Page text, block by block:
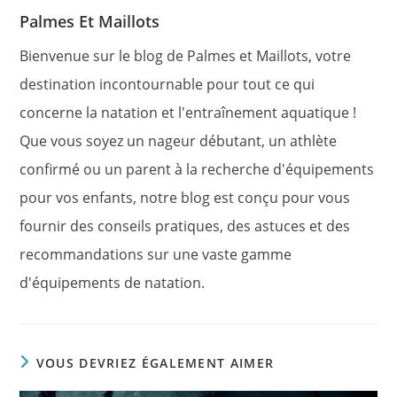
Palmes Et Maillots
Bienvenue sur le blog de Palmes et Maillots, votre
destination incontournable pour tout ce qui
concerne la natation et l'entraînement aquatique !
Que vous soyez un nageur débutant, un athlète
confirmé ou un parent à la recherche d'équipements
pour vos enfants, notre blog est conçu pour vous
fournir des conseils pratiques, des astuces et des
recommandations sur une vaste gamme
d'équipements de natation.
VOUS DEVRIEZ ÉGALEMENT AIMER